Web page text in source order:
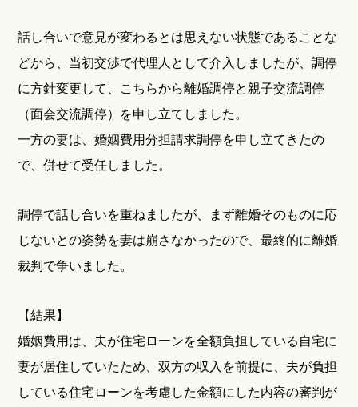
話し合いで意見が変わるとは思えない状態であることな
どから、当初交渉で代理人として介入しましたが、調停
に方針変更して、こちらから離婚調停と親子交流調停
（面会交流調停）を申し立てしました。
一方の妻は、婚姻費用分担請求調停を申し立てきたの
で、併せて受任しました。
調停で話し合いを重ねましたが、まず離婚そのものに応
じないとの姿勢を妻は崩さなかったので、最終的に離婚
裁判で争いました。
【結果】
婚姻費用は、夫が住宅ローンを全額負担している自宅に
妻が居住していたため、双方の収入を前提に、夫が負担
している住宅ローンを考慮した金額にした内容の審判が